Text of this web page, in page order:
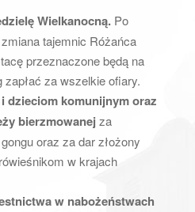
g
a
o
Wielkanocną. Po
tajemnic Różańca
przeznaczone będą na
za wszelkie ofiary.
dzieciom komunijnym oraz
bierzmowanej za
oraz za dar złożony
w krajach
w nabożeństwach